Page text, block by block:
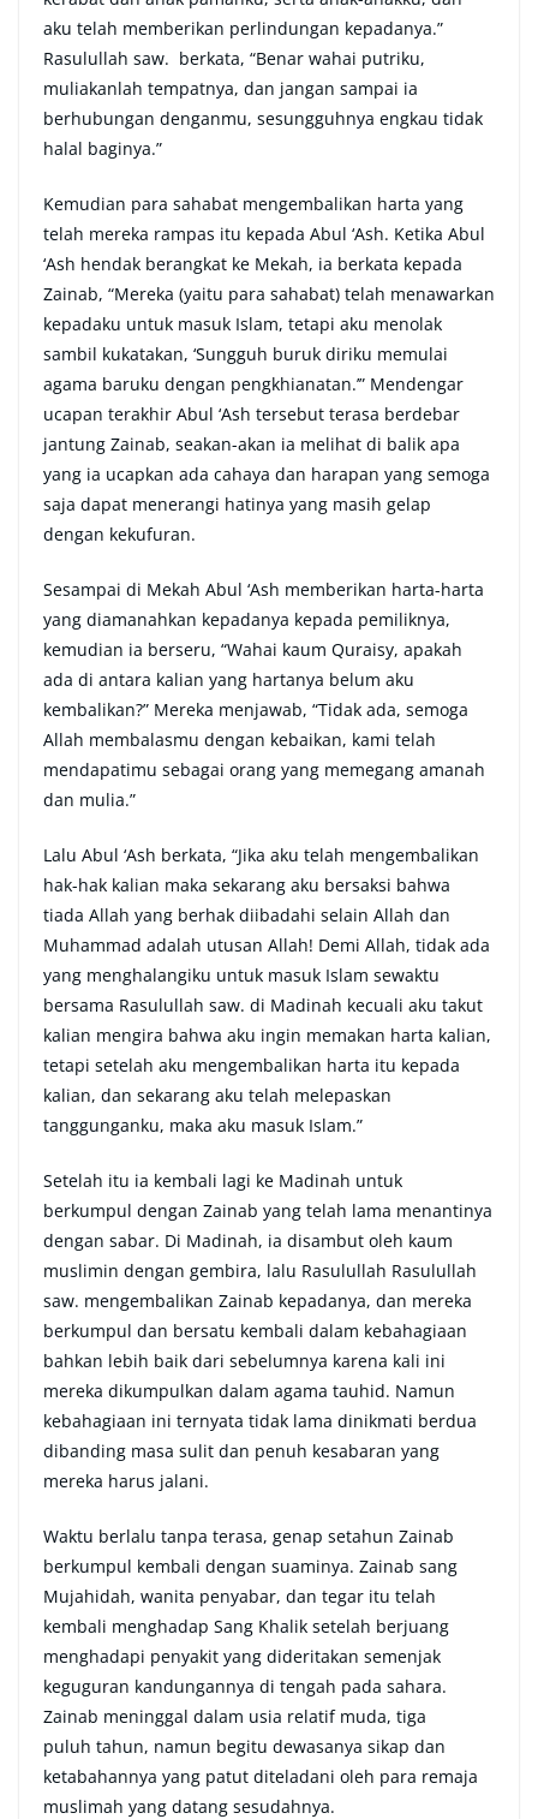
aku telah memberikan perlindungan kepadanya.”
Rasulullah saw. berkata, “Benar wahai putriku,
muliakanlah tempatnya, dan jangan sampai ia
berhubungan denganmu, sesungguhnya engkau tidak
halal baginya.”
Kemudian para sahabat mengembalikan harta yang
telah mereka rampas itu kepada Abul ‘Ash. Ketika Abul
‘Ash hendak berangkat ke Mekah, ia berkata kepada
Zainab, “Mereka (yaitu para sahabat) telah menawarkan
kepadaku untuk masuk Islam, tetapi aku menolak
sambil kukatakan, ‘Sungguh buruk diriku memulai
agama baruku dengan pengkhianatan.’” Mendengar
ucapan terakhir Abul ‘Ash tersebut terasa berdebar
jantung Zainab, seakan-akan ia melihat di balik apa
yang ia ucapkan ada cahaya dan harapan yang semoga
saja dapat menerangi hatinya yang masih gelap
dengan kekufuran.
Sesampai di Mekah Abul ‘Ash memberikan harta-harta
yang diamanahkan kepadanya kepada pemiliknya,
kemudian ia berseru, “Wahai kaum Quraisy, apakah
ada di antara kalian yang hartanya belum aku
kembalikan?” Mereka menjawab, “Tidak ada, semoga
Allah membalasmu dengan kebaikan, kami telah
mendapatimu sebagai orang yang memegang amanah
dan mulia.”
Lalu Abul ‘Ash berkata, “Jika aku telah mengembalikan
hak-hak kalian maka sekarang aku bersaksi bahwa
tiada Allah yang berhak diibadahi selain Allah dan
Muhammad adalah utusan Allah! Demi Allah, tidak ada
yang menghalangiku untuk masuk Islam sewaktu
bersama Rasulullah saw. di Madinah kecuali aku takut
kalian mengira bahwa aku ingin memakan harta kalian,
tetapi setelah aku mengembalikan harta itu kepada
kalian, dan sekarang aku telah melepaskan
tanggunganku, maka aku masuk Islam.”
Setelah itu ia kembali lagi ke Madinah untuk
berkumpul dengan Zainab yang telah lama menantinya
dengan sabar. Di Madinah, ia disambut oleh kaum
muslimin dengan gembira, lalu Rasulullah Rasulullah
saw. mengembalikan Zainab kepadanya, dan mereka
berkumpul dan bersatu kembali dalam kebahagiaan
bahkan lebih baik dari sebelumnya karena kali ini
mereka dikumpulkan dalam agama tauhid. Namun
kebahagiaan ini ternyata tidak lama dinikmati berdua
dibanding masa sulit dan penuh kesabaran yang
mereka harus jalani.
Waktu berlalu tanpa terasa, genap setahun Zainab
berkumpul kembali dengan suaminya. Zainab sang
Mujahidah, wanita penyabar, dan tegar itu telah
kembali menghadap Sang Khalik setelah berjuang
menghadapi penyakit yang dideritakan semenjak
keguguran kandungannya di tengah pada sahara.
Zainab meninggal dalam usia relatif muda, tiga
puluh tahun, namun begitu dewasanya sikap dan
ketabahannya yang patut diteladani oleh para remaja
muslimah yang datang sesudahnya.